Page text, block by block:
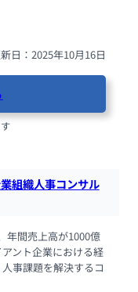
日：2025年10月16日
組織人事コンサル
年間売上高が1000億
ント企業における経
事課題を解決するコ